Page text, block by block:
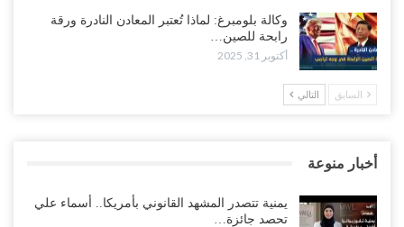
وكالة بلومبرغ: لماذا تُعتبر المعادن النادرة ورقة
رابحة للصين…
أكتوبر 31, 2025
السابق التالي
أخبار منوعة
يمنية تتصدر المشهد القانوني بأمريكا.. أسماء علي
تحصد جائزة…